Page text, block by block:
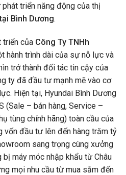
triển năng động của thị
Bình Dương.
triển của Công Ty TNHh
hành trình dài của sự nỗ lực và
trở thành đối tác tin cậy của
ty đã đầu tư mạnh mẽ vào cơ
Hiện tại, Hyundai Bình Dương
(Sale – bán hàng, Service –
tùng chính hãng) toàn cầu của
vốn đầu tư lên đến hàng trăm tỷ
sang trọng cùng xưởng
máy móc nhập khẩu từ Châu
mọi nhu cầu từ mua sắm đến